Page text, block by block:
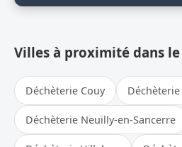
Villes à proximité dans le
Déchèterie Couy
Déchèterie Neuilly-en-Sancerre